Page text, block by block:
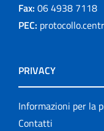
Fax: 06 4938 7118
PEC:
PRIVACY
Informazioni per la
Contatti